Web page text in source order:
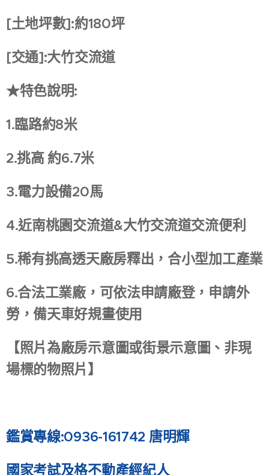
[土地坪數]:約180坪
[交通]:大竹交流道
★特色說明:
1.臨路約8米
2.挑高 約6.7米
3.電力設備20馬
4.近南桃園交流道&大竹交流道交流便利
5.稀有挑高透天廠房釋出，合小型加工產業
6.合法工業廠，可依法申請廠登，申請外
勞，備天車好規畫使用
【照片為廠房示意圖或街景示意圖、非現
場標的物照片】
鑑賞專線:0936-161742 唐明輝
國家考試及格不動產經紀人